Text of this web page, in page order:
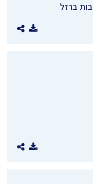
ברזל